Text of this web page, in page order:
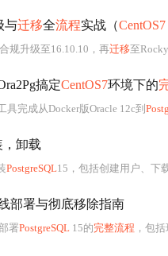
与迁移全流程实战（CentOS7
合规升级至16.10.10，再迁移至
搞定CentOS7环境下的
具完成从Docker版Oracle 12c到
，卸载
PostgreSQL15，包括创建用户、下
部署与彻底移除指南
署PostgreSQL 15的完整流程 ，包括